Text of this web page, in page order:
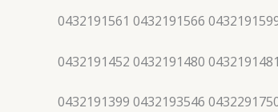
0432191561 0432191566
0432191452 0432191480
0432191399 0432193546